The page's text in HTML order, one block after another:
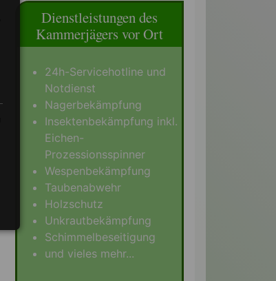
Dienstleistungen des
Kammerjägers vor Ort
24h-Servicehotline und
Notdienst
Nagerbekämpfung
Insektenbekämpfung inkl.
Eichen-
Prozessionsspinner
Wespenbekämpfung
Taubenabwehr
Holzschutz
Unkrautbekämpfung
Schimmelbeseitigung
und vieles mehr...